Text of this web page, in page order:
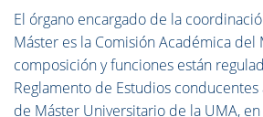
El órgano encargado de la
Máster es la Comisión Académica del
composición y funciones están
Reglamento de Estudios conducentes
de Máster Universitario de la UMA,